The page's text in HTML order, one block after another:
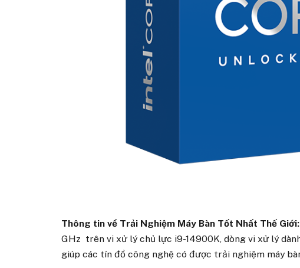
Thông tin về Trải Nghiệm Máy Bàn Tốt Nhất Thế Giới:
GHz trên vi xử lý chủ lực i9-14900K, dòng vi xử lý
giúp các tín đồ công nghệ có được trải nghiệm máy